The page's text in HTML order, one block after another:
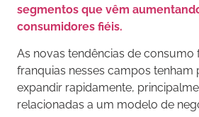
segmentos que vêm
consumidores fiéis.
As novas tendências de
franquias nesses campos tenham
expandir rapidamente,
relacionadas a um modelo de